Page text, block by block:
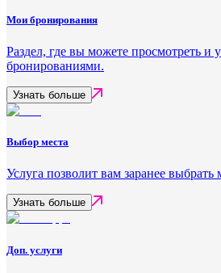
Мои бронирования
Раздел, где вы можете просмотреть и
бронированиями.
Узнать больше
Выбор места
Услуга позволит вам заранее выбрать
Узнать больше
Доп. услуги